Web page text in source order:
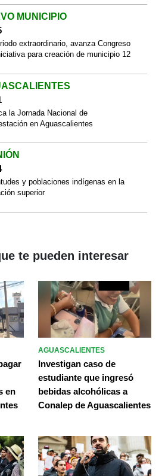
MUNICIPIO
extraordinario, avanza Congreso
para creación de municipio 12
la Jornada Nacional de
en Aguascalientes
y poblaciones indígenas en la
superior
te pueden interesar
en
AGUASCALIENTES
Investigan caso de
estudiante que ingresó
bebidas alcohólicas a
Conalep de Aguascalientes